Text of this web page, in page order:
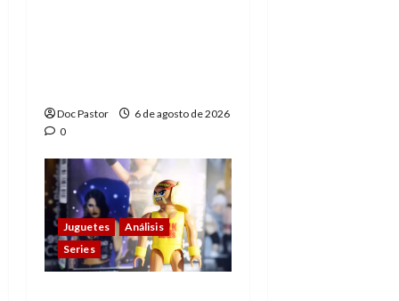
Doc Pastor
6 de agosto de 2026
0
Juguetes
Análisis
Series